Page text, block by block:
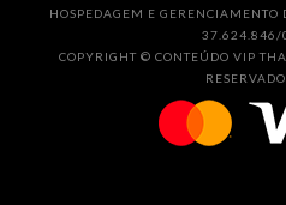
HOSPEDAGEM E GERENCIAMENTO
37.624.846/
COPYRIGHT © CONTEÚDO VIP